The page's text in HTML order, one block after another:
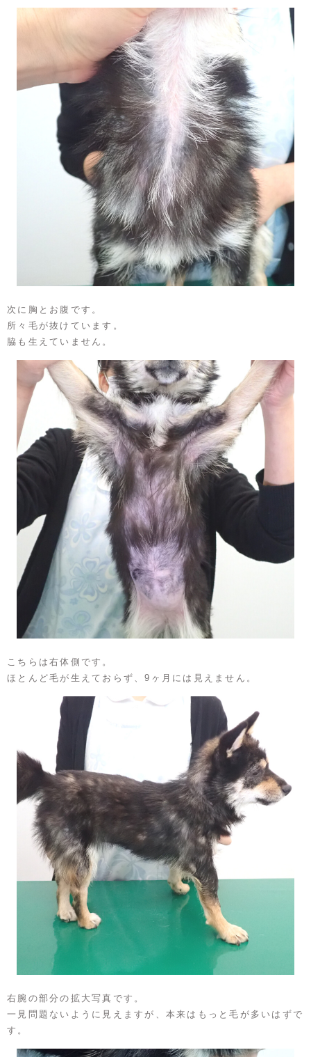
次に胸とお腹です。
所々毛が抜けています。
脇も生えていません。
こちらは右体側です。
ほとんど毛が生えておらず、9ヶ月には見えません。
右腕の部分の拡大写真です。
一見問題ないように見えますが、本来はもっと毛が多いはずで
す。